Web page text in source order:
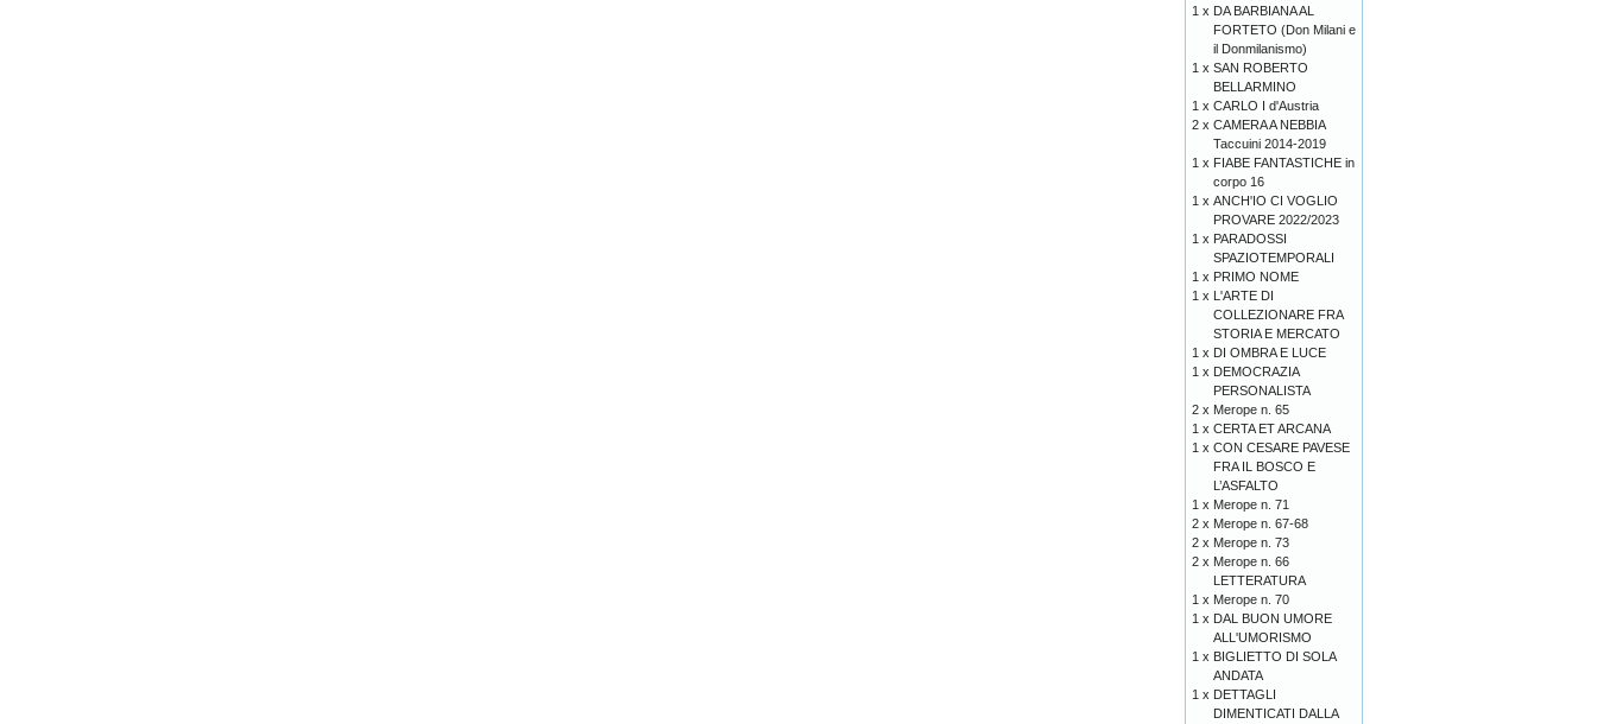
1 x DA BARBIANA AL
FORTETO (Don Milani e
il Donmilanismo)
1 x SAN ROBERTO
BELLARMINO
1 x CARLO I d'Austria
2 x CAMERA A NEBBIA
Taccuini 2014-2019
1 x FIABE FANTASTICHE in
corpo 16
1 x ANCH'IO CI VOGLIO
PROVARE 2022/2023
1 x PARADOSSI
SPAZIOTEMPORALI
1 x PRIMO NOME
1 x L'ARTE DI
COLLEZIONARE FRA
STORIA E MERCATO
1 x DI OMBRA E LUCE
1 x DEMOCRAZIA
PERSONALISTA
2 x Merope n. 65
1 x CERTA ET ARCANA
1 x CON CESARE PAVESE
FRA IL BOSCO E
L’ASFALTO
1 x Merope n. 71
2 x Merope n. 67-68
2 x Merope n. 73
2 x Merope n. 66
LETTERATURA
1 x Merope n. 70
1 x DAL BUON UMORE
ALL'UMORISMO
1 x BIGLIETTO DI SOLA
ANDATA
1 x DETTAGLI
DIMENTICATI DALLA